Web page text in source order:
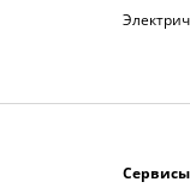
Сервисы